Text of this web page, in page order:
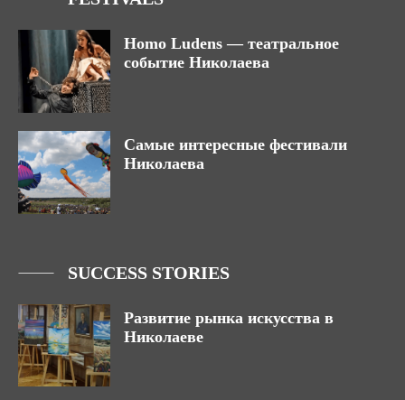
Homo Ludens — театральное
событие Николаева
Самые интересные фестивали
Николаева
SUCCESS STORIES
Развитие рынка искусства в
Николаеве